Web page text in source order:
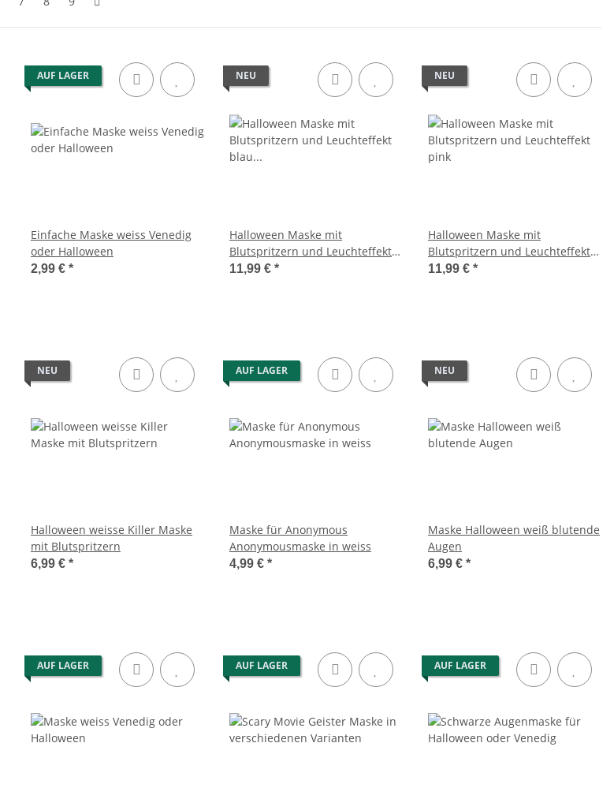
AUF LAGER
Einfache Maske weiss Venedig
oder Halloween
2,99 € *
NEU
Halloween Maske mit
Blutspritzern und Leuchteffekt
blau grün
11,99 € *
NEU
Halloween Maske mit
Blutspritzern und Leuchteffekt
pink
11,99 € *
NEU
Halloween weisse Killer Maske
mit Blutspritzern
6,99 € *
AUF LAGER
Maske für Anonymous
Anonymousmaske in weiss
4,99 € *
NEU
Maske Halloween weiß blutende
Augen
6,99 € *
AUF LAGER AUF LAGER AUF LAGER